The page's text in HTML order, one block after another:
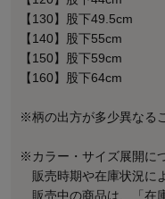
【130】股下49.5cm
【140】股下55cm
【150】股下59cm
【160】股下64cm
※柄の出方が多少異なる
※カラー・サイズ展開に
販売時期や在庫状況に
販売中の商品は、「在